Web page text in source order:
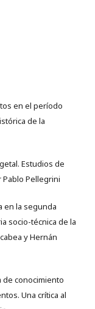
en el período
de la
Estudios de
Pablo Pellegrini
en la segunda
socio-técnica de la
y Hernán
de conocimiento
Una crítica al